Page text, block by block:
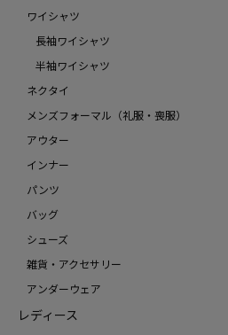
ワイシャツ
長袖ワイシャツ
半袖ワイシャツ
ネクタイ
メンズフォーマル（礼服・喪服）
アウター
インナー
パンツ
バッグ
シューズ
雑貨・アクセサリー
アンダーウェア
レディース